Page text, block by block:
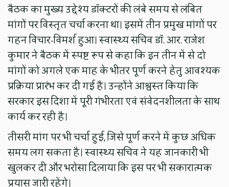
बैठक का मुख्य उद्देश्य डॉक्टरों की लंबे समय से लंबित
मांगों पर विस्तृत चर्चा करना था। इसमें तीन प्रमुख मांगों पर
गहन विचार-विमर्श हुआ। स्वास्थ्य सचिव डॉ. आर. राजेश
कुमार ने बैठक में स्पष्ट रूप से कहा कि इन तीन में से दो
मांगों को अगले एक माह के भीतर पूर्ण करने हेतु आवश्यक
प्रक्रिया प्रारंभ कर दी गई है। उन्होंने आश्वस्त किया कि
सरकार इस दिशा में पूरी गंभीरता एवं संवेदनशीलता के साथ
कार्य कर रही है।
तीसरी मांग पर भी चर्चा हुई, जिसे पूर्ण करने में कुछ अधिक
समय लग सकता है। स्वास्थ्य सचिव ने यह जानकारी भी
खुलकर दी और भरोसा दिलाया कि इस पर भी सकारात्मक
प्रयास जारी रहेंगे।